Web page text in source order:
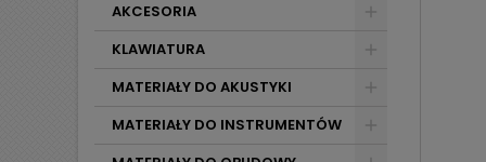
AKCESORIA
KLAWIATURA
MATERIAŁY DO AKUSTYKI
MATERIAŁY DO INSTRUMENTÓW